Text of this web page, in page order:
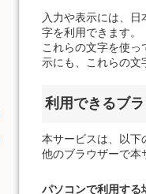
入力や表示には、
字を利用できます。
これらの文字を使
示にも、これらの文
利用できるブ
本サービスは、以下
他のブラウザーで本
パソコンで利用する